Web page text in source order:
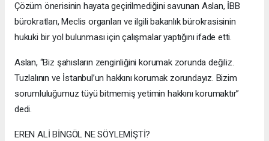
Çözüm önerisinin hayata geçirilmediğini savunan Aslan, İBB
bürokratları, Meclis organları ve ilgili bakanlık bürokrasisinin
hukuki bir yol bulunması için çalışmalar yaptığını ifade etti.
Aslan, “Biz şahısların zenginliğini korumak zorunda değiliz.
Tuzlalının ve İstanbul’un hakkını korumak zorundayız. Bizim
sorumluluğumuz tüyü bitmemiş yetimin hakkını korumaktır”
dedi.
EREN ALİ BİNGÖL NE SÖYLEMİŞTİ?